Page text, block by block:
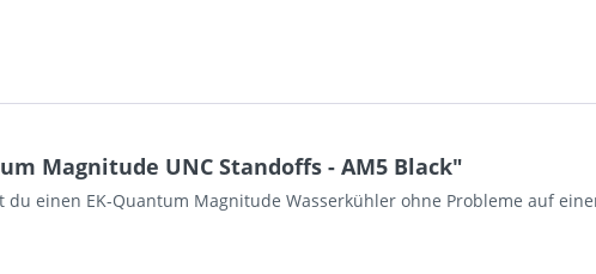
Magnitude UNC Standoffs - AM5 Black"
einen EK-Quantum Magnitude Wasserkühler ohne Probleme auf